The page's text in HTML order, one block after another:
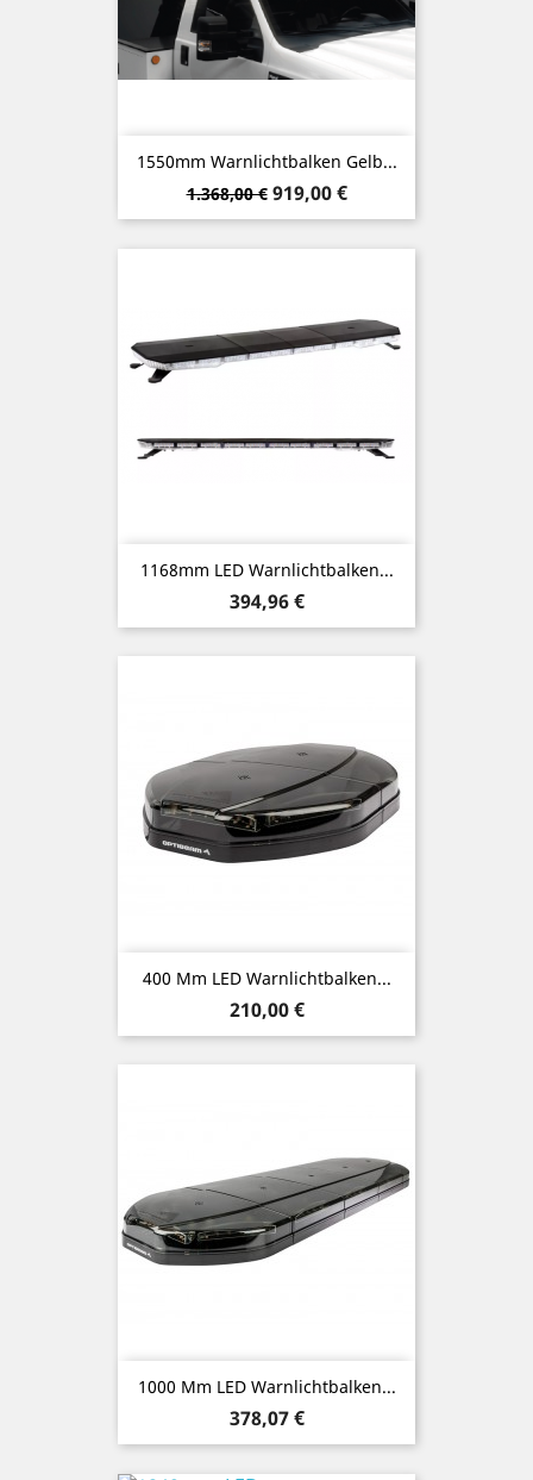
1550mm Warnlichtbalken Gelb...
Verkaufspreis
1.368,00 € Preis
919,00 €
1168mm LED Warnlichtbalken...
Preis
394,96 €
400 Mm LED Warnlichtbalken...
Preis
210,00 €
1000 Mm LED Warnlichtbalken...
Preis
378,07 €